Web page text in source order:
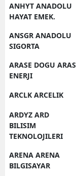
ANHYT ANADOLU
HAYAT EMEK.
ANSGR ANADOLU
SIGORTA
ARASE DOGU ARAS
ENERJI
ARCLK ARCELIK
ARDYZ ARD
BILISIM
TEKNOLOJILERI
ARENA ARENA
BILGISAYAR